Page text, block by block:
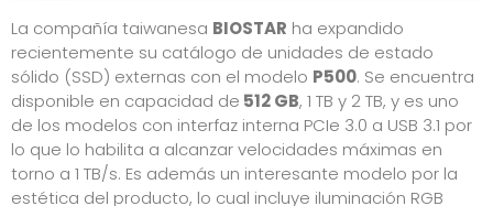
La compañía taiwanesa BIOSTAR ha expandido
recientemente su catálogo de unidades de estado
sólido (SSD) externas con el modelo P500. Se encuentra
disponible en capacidad de 512 GB, 1 TB y 2 TB, y es uno
de los modelos con interfaz interna PCIe 3.0 a USB 3.1 por
lo que lo habilita a alcanzar velocidades máximas en
torno a 1 TB/s. Es además un interesante modelo por la
estética del producto, lo cual incluye iluminación RGB